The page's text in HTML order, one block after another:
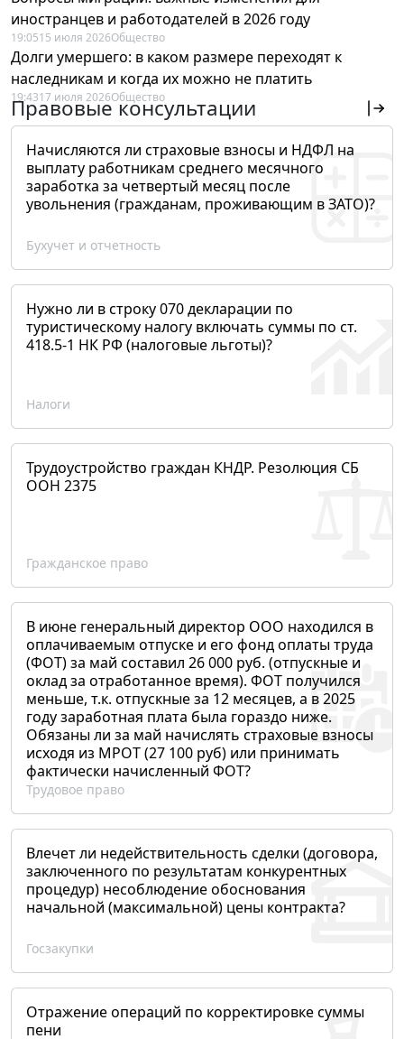
иностранцев и работодателей в 2026 году
19:0515 июля 2026Общество
Долги умершего: в каком размере переходят к
наследникам и когда их можно не платить
19:4317 июля 2026Общество
Правовые консультации
Начисляются ли страховые взносы и НДФЛ на
выплату работникам среднего месячного
заработка за четвертый месяц после
увольнения (гражданам, проживающим в ЗАТО)?
Бухучет и отчетность
Нужно ли в строку 070 декларации по
туристическому налогу включать суммы по ст.
418.5-1 НК РФ (налоговые льготы)?
Налоги
Трудоустройство граждан КНДР. Резолюция СБ
ООН 2375
Гражданское право
В июне генеральный директор ООО находился в
оплачиваемым отпуске и его фонд оплаты труда
(ФОТ) за май составил 26 000 руб. (отпускные и
оклад за отработанное время). ФОТ получился
меньше, т.к. отпускные за 12 месяцев, а в 2025
году заработная плата была гораздо ниже.
Обязаны ли за май начислять страховые взносы
исходя из МРОТ (27 100 руб) или принимать
фактически начисленный ФОТ?
Трудовое право
Влечет ли недействительность сделки (договора,
заключенного по результатам конкурентных
процедур) несоблюдение обоснования
начальной (максимальной) цены контракта?
Госзакупки
Отражение операций по корректировке суммы
пени